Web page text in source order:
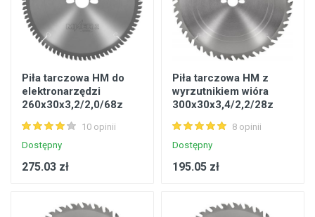
Piła tarczowa HM do
elektronarzędzi
260x30x3,2/2,0/68z
2 Wood do ukośnic
10 opinii
Dostępny
275.03 zł
Piła tarczowa HM z
wyrzutnikiem wióra
300x30x3,4/2,2/28z
wzdłużn. i poprzeczn.
8 opinii
Dostępny
195.05 zł